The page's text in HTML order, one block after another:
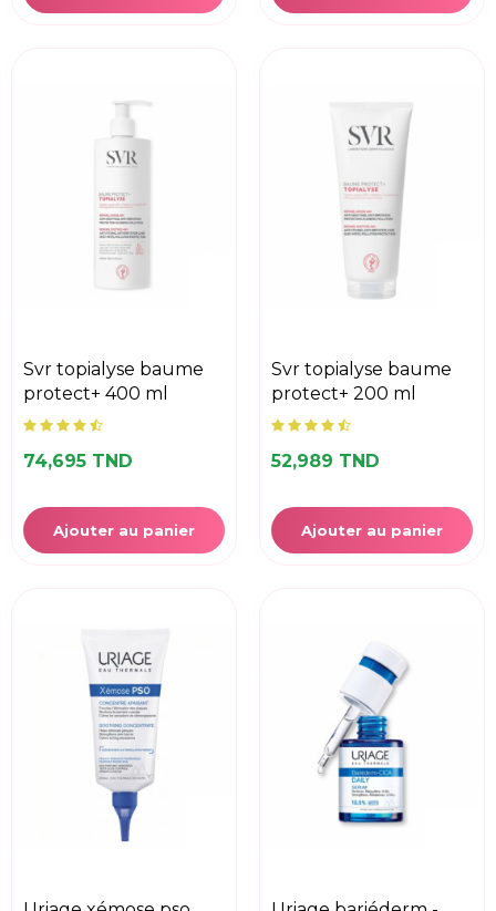
svr topialyse baume
protect+ 400 ml
74,695 TND
Ajouter au panier
svr topialyse baume
protect+ 200 ml
52,989 TND
Ajouter au panier